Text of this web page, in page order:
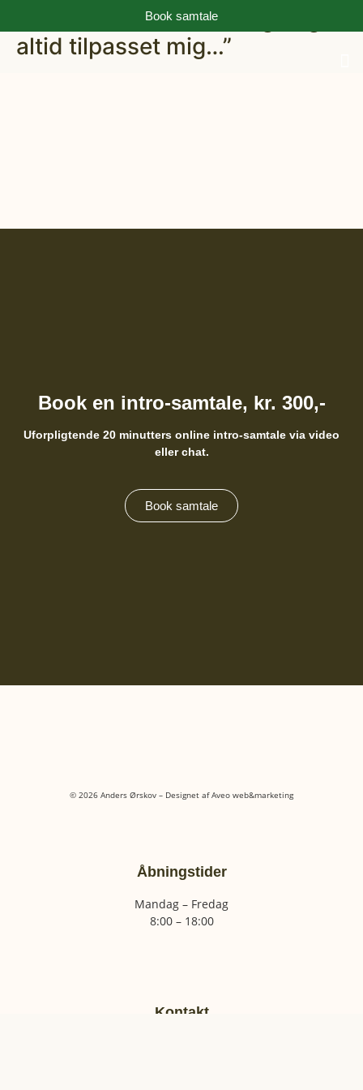
Book samtale
“Metoderne er forskellige og
altid tilpasset mig…”
Book en intro-samtale, kr. 300,-
Uforpligtende 20 minutters online intro-samtale via video
eller chat.
Book samtale
© 2026 Anders Ørskov – Designet afAveo web&marketing
Åbningstider
Mandag – Fredag
8:00 – 18:00
Kontakt